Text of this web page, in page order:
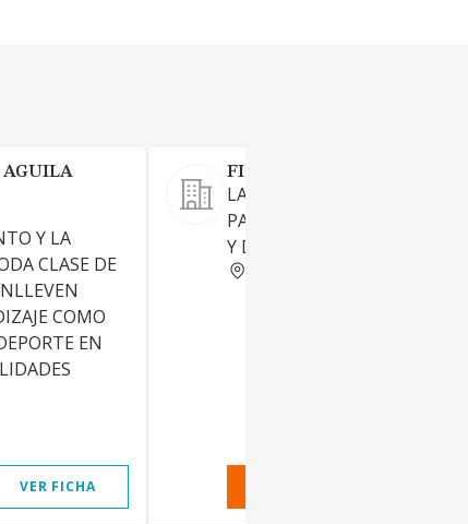
AGUILA
Y LA
CLASE DE
COMO
EN
VER FICHA
FIT STAR SPAIN SL.
LA EXPLOTACION DE
PARA ACTIVIDADES
Y DE BELLEZA Y ESTETICA